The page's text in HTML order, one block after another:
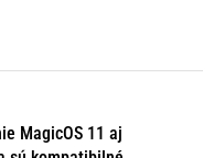
MagicOS 11 aj